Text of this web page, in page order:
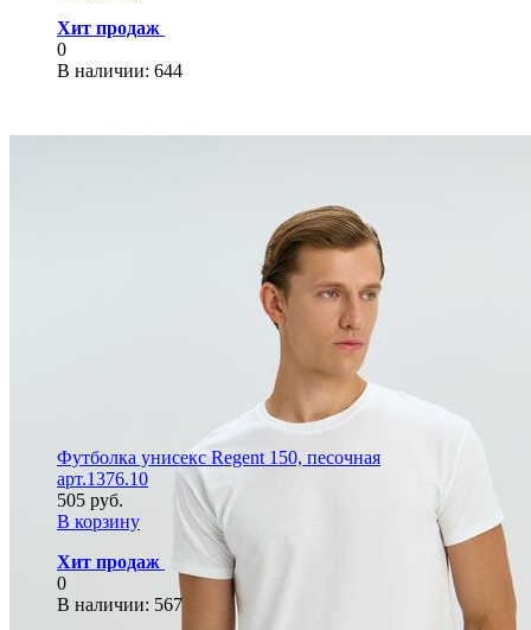
Хит продаж
0
В наличии: 644
Футболка унисекс Regent 150, песочная
арт.1376.10
505 руб.
В корзину
Хит продаж
0
В наличии: 567